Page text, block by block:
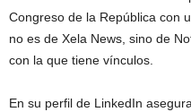
Congreso de la República con
no es de Xela News, sino de
con la que tiene vínculos.
En su perfil de LinkedIn